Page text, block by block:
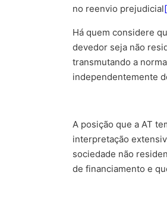
no reenvio prejudicial
Há quem considere
devedor seja não
transmutando a
independentemente
A posição que a AT
interpretação
sociedade não
de financiamento e